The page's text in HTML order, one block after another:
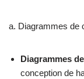
a. Diagrammes de
Diagrammes
conception de